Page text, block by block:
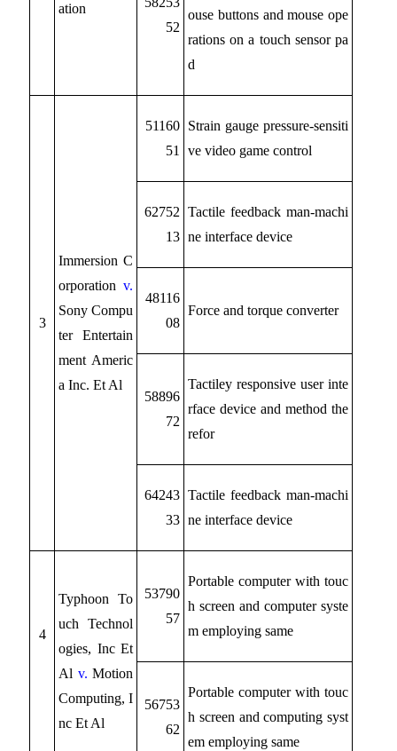
ation
52
ouse buttons and mouse ope
rations on a touch sensor pa
d
3
Immersion C
orporation v.
Sony Compu
ter Entertain
ment Americ
a Inc. Et Al
51160
51
Strain gauge pressure-sensiti
ve video game control
62752
13
Tactile feedback man-machi
ne interface device
48116
08
Force and torque converter
58896
72
Tactiley responsive user inte
rface device and method the
refor
64243
33
Tactile feedback man-machi
ne interface device
4
Typhoon To
uch Technol
ogies, Inc Et
Al v. Motion
Computing, I
nc Et Al
53790
57
Portable computer with touc
h screen and computer syste
m employing same
56753
62
Portable computer with touc
h screen and computing syst
em employing same